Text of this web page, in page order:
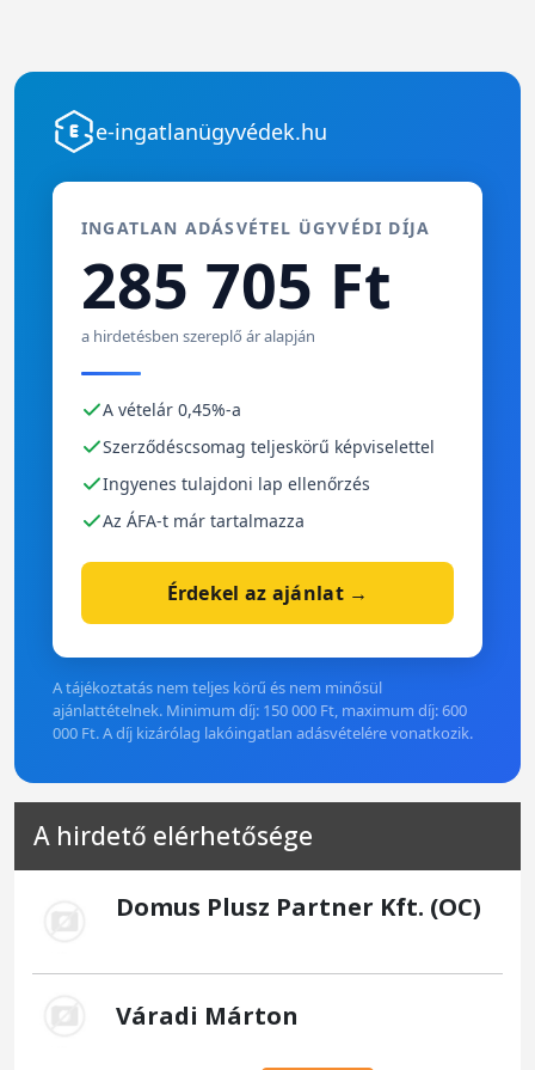
e-ingatlanügyvédek.hu
INGATLAN ADÁSVÉTEL ÜGYVÉDI DÍJA
285 705 Ft
a hirdetésben szereplő ár alapján
A vételár 0,45%-a
Szerződéscsomag teljeskörű képviselettel
Ingyenes tulajdoni lap ellenőrzés
Az ÁFA-t már tartalmazza
Érdekel az ajánlat →
A tájékoztatás nem teljes körű és nem minősül
ajánlattételnek. Minimum díj: 150 000 Ft, maximum díj: 600
000 Ft. A díj kizárólag lakóingatlan adásvételére vonatkozik.
A hirdető elérhetősége
Domus Plusz Partner Kft. (OC)
Váradi Márton